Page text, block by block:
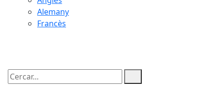
Alemany
Francès
Cercar: